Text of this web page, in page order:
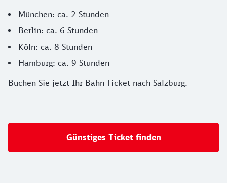
München: ca. 2 Stunden
Berlin: ca. 6 Stunden
Köln: ca. 8 Stunden
Hamburg: ca. 9 Stunden
Buchen Sie jetzt Ihr Bahn-Ticket nach Salzburg.
Günstiges Ticket finden